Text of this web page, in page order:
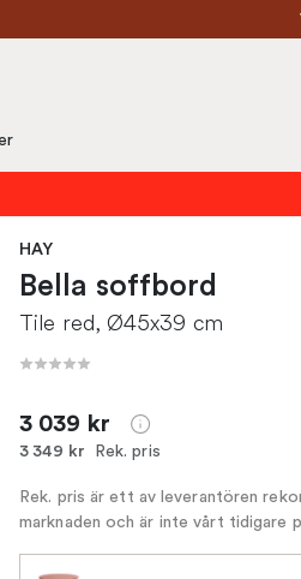
HAY
Bella soffbord
Tile red, Ø45x39 cm
3 039 kr
3 349 kr Rek. pris
Rek. pris är ett av leverantören
marknaden och är inte vårt tidigare